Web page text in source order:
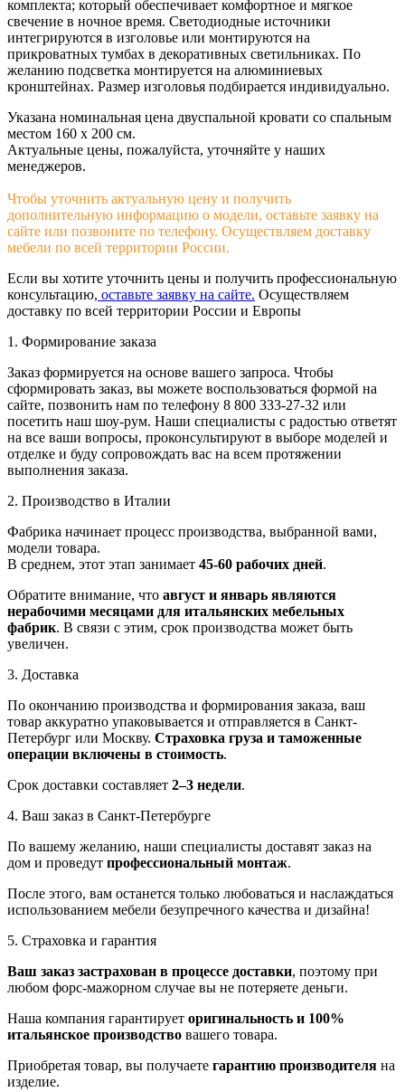
комплекта; который обеспечивает комфортное и мягкое
свечение в ночное время. Светодиодные источники
интегрируются в изголовье или монтируются на
прикроватных тумбах в декоративных светильниках. По
желанию подсветка монтируется на алюминиевых
кронштейнах. Размер изголовья подбирается индивидуально.
Указана номинальная цена двуспальной кровати со спальным
местом 160 х 200 см.
Актуальные цены, пожалуйста, уточняйте у наших
менеджеров.
Чтобы уточнить актуальную цену и получить
дополнительную информацию о модели, оставьте заявку на
сайте или позвоните по телефону. Осуществляем доставку
мебели по всей территории России.
Если вы хотите уточнить цены и получить профессиональную
консультацию, оставьте заявку на сайте. Осуществляем
доставку по всей территории России и Европы
1. Формирование заказа
Заказ формируется на основе вашего запроса. Чтобы
сформировать заказ, вы можете воспользоваться формой на
сайте, позвонить нам по телефону 8 800 333-27-32 или
посетить наш шоу-рум. Наши специалисты с радостью ответят
на все ваши вопросы, проконсультируют в выборе моделей и
отделке и буду сопровождать вас на всем протяжении
выполнения заказа.
2. Производство в Италии
Фабрика начинает процесс производства, выбранной вами,
модели товара.
В среднем, этот этап занимает 45-60 рабочих дней.
Обратите внимание, что август и январь являются
нерабочими месяцами для итальянских мебельных
фабрик. В связи с этим, срок производства может быть
увеличен.
3. Доставка
По окончанию производства и формирования заказа, ваш
товар аккуратно упаковывается и отправляется в Санкт-
Петербург или Москву. Страховка груза и таможенные
операции включены в стоимость.
Срок доставки составляет 2–3 недели.
4. Ваш заказ в Санкт-Петербурге
По вашему желанию, наши специалисты доставят заказ на
дом и проведут профессиональный монтаж.
После этого, вам останется только любоваться и наслаждаться
использованием мебели безупречного качества и дизайна!
5. Страховка и гарантия
Ваш заказ застрахован в процессе доставки, поэтому при
любом форс-мажорном случае вы не потеряете деньги.
Наша компания гарантирует оригинальность и 100%
итальянское производство вашего товара.
Приобретая товар, вы получаете гарантию производителя на
изделие.